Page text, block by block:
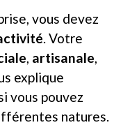
vous devez
. Votre
, artisanale,
explique
vous pouvez
natures.